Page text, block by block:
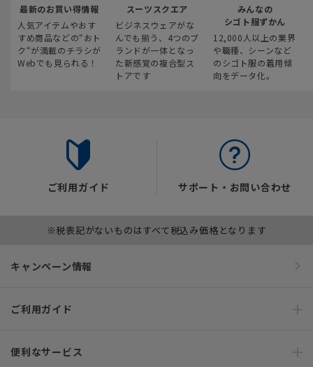
最新のお買い得情報
人気アイテムやおす
すめ商品などの“おト
ク“が満載のチラシが
Webでも見られる！
スーツスクエア
ビジネスウェアがな
んでも揃う、4つのブ
ランドが一体となっ
た新感覚の複合型ス
トアです
みんなの
シゴト服ずかん
12,000人以上の業界
や職種、シーンなど
のシゴト服の着用傾
向をデータ化。
ご利用ガイド サポート・お問い合わせ
※税表記がないものはすべて税込み価格となります
キャンペーン情報
ご利用ガイド
便利なサービス